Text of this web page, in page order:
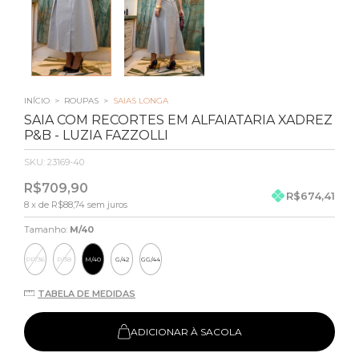
INÍCIO > ROUPAS > SAIAS LONGA
SAIA COM RECORTES EM ALFAIATARIA XADREZ
P&B - LUZIA FAZZOLLI
SKU: 23169-40
R$709,90
8 x de R$88,74 sem juros
R$674,41
Tamanho: M/40
PP/36 P/38 M/40 G/42 GG/44
TABELA DE MEDIDAS
ADICIONAR À SACOLA